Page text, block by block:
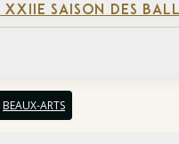
SAISON DES
BEAUX-ARTS